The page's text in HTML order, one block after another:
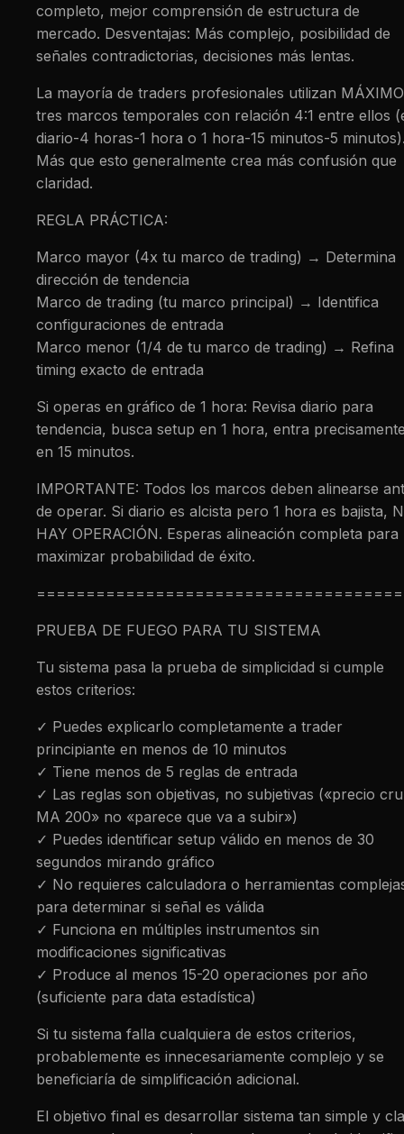
completo, mejor comprensión de estructura de
mercado. Desventajas: Más complejo, posibilidad de
señales contradictorias, decisiones más lentas.
La mayoría de traders profesionales utilizan MÁXIMO
tres marcos temporales con relación 4:1 entre ellos
diario-4 horas-1 hora o 1 hora-15 minutos-5
Más que esto generalmente crea más confusión que
claridad.
REGLA PRÁCTICA:
Marco mayor (4x tu marco de trading) → Determina
dirección de tendencia
Marco de trading (tu marco principal) → Identifica
configuraciones de entrada
Marco menor (1/4 de tu marco de trading) → Refina
timing exacto de entrada
Si operas en gráfico de 1 hora: Revisa diario para
tendencia, busca setup en 1 hora, entra
en 15 minutos.
IMPORTANTE: Todos los marcos deben alinearse
de operar. Si diario es alcista pero 1 hora es bajista,
HAY OPERACIÓN. Esperas alineación completa para
maximizar probabilidad de éxito.
PRUEBA DE FUEGO PARA TU SISTEMA
Tu sistema pasa la prueba de simplicidad si cumple
estos criterios:
✓ Puedes explicarlo completamente a trader
principiante en menos de 10 minutos
✓ Tiene menos de 5 reglas de entrada
✓ Las reglas son objetivas, no subjetivas («precio
MA 200» no «parece que va a subir»)
✓ Puedes identificar setup válido en menos de 30
segundos mirando gráfico
✓ No requieres calculadora o herramientas
para determinar si señal es válida
✓ Funciona en múltiples instrumentos sin
modificaciones significativas
✓ Produce al menos 15-20 operaciones por año
(suficiente para data estadística)
Si tu sistema falla cualquiera de estos criterios,
probablemente es innecesariamente complejo y se
beneficiaría de simplificación adicional.
El objetivo final es desarrollar sistema tan simple y